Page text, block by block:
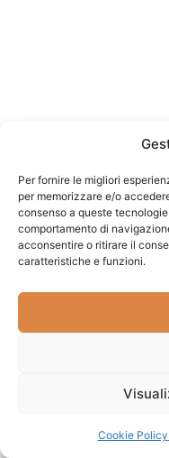
Per fornire le migliori
per memorizzare e/o
consenso a queste
comportamento di
acconsentire o ritirare il
caratteristiche e funzioni.
Cookie Policy